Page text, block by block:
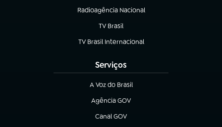
Radioagência Nacional
(abre em nova aba)
TV Brasil
(abre em nova aba)
TV Brasil Internacional
(abre em nova aba)
Serviços
A Voz do Brasil
(abre em nova aba)
Agência GOV
(abre em nova aba)
Canal GOV
(abre em nova aba)